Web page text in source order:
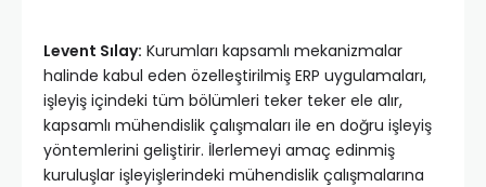
Levent Sılay: Kurumları kapsamlı mekanizmalar
halinde kabul eden özelleştirilmiş ERP uygulamaları,
işleyiş içindeki tüm bölümleri teker teker ele alır,
kapsamlı mühendislik çalışmaları ile en doğru işleyiş
yöntemlerini geliştirir. İlerlemeyi amaç edinmiş
kuruluşlar işleyişlerindeki mühendislik çalışmalarına